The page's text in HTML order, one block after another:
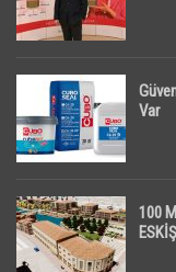
Var
100